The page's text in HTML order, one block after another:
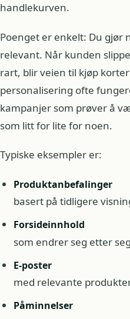
handlekurven.
Poenget er enkelt: Du gjør
relevant. Når kunden
rart, blir veien til kjøp
personalisering ofte
kampanjer som prøver å
som litt for lite for noen.
Typiske eksempler er:
Produktanbefalinger
basert på tidligere
Forsideinnhold
som endrer seg etter
E-poster
med relevante
Påminnelser